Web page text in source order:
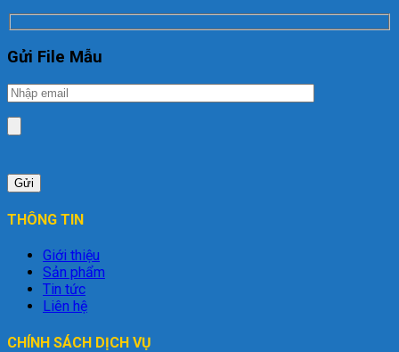
Gửi File Mẫu
THÔNG TIN
Giới thiệu
Sản phẩm
Tin tức
Liên hệ
CHÍNH SÁCH DỊCH VỤ